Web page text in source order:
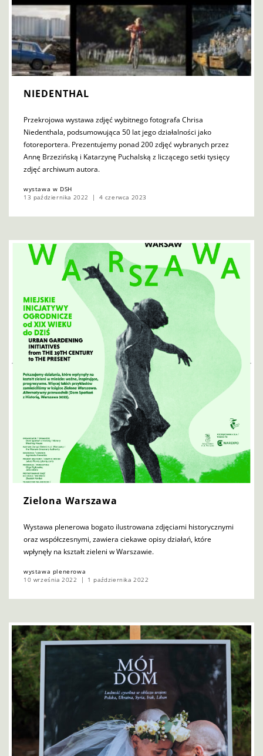
NIEDENTHAL
Przekrojowa wystawa zdjęć wybitnego fotografa Chrisa
Niedenthala, podsumowująca 50 lat jego działalności jako
fotoreportera. Prezentujemy ponad 200 zdjęć wybranych przez
Annę Brzezińską i Katarzynę Puchalską z liczącego setki tysięcy
zdjęć archiwum autora.
wystawa w DSH
13 października 2022
4 czerwca 2023
Zielona Warszawa
Wystawa plenerowa bogato ilustrowana zdjęciami historycznymi
oraz współczesnymi, zawiera ciekawe opisy działań, które
wpłynęły na kształt zieleni w Warszawie.
wystawa plenerowa
10 września 2022
1 października 2022